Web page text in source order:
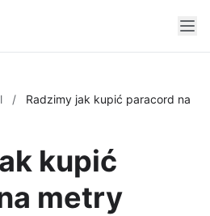
/
Radzimy jak kupić paracord na
kupić
metry